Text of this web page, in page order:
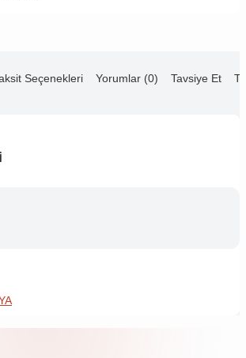
Seçenekleri Yorumlar (0) Tavsiye Et